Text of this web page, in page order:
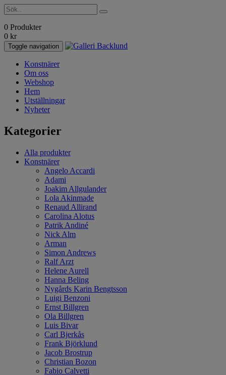
0 Produkter
0 kr
Toggle navigation
Konstnärer
Om oss
Webshop
Hem
Utställningar
Nyheter
Kategorier
Alla produkter
Konstnärer
Angelo Accardi
Adami
Joakim Allgulander
Lola Akinmade
Renaud Allirand
Carolina Alotus
Patrik Andiné
Nick Alm
Arman
Simon Andrews
Ralf Arzt
Helene Aurell
Hanna Beling
Nygårds Karin Bengtsson
Luigi Benzoni
Ernst Billgren
Ola Billgren
Luis Bivar
Carl Bjerkås
Frank Björklund
Jacob Brostrup
Christian Bozon
Fabio Calvetti